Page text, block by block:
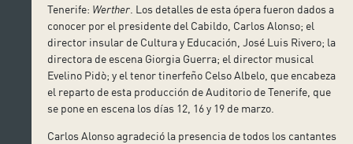
Tenerife: Werther . Los detalles de esta ópera fueron dados a
conocer por el presidente del Cabildo, Carlos Alonso; el
director insular de Cultura y Educación, José Luis Rivero; la
directora de escena Giorgia Guerra; el director musical
Evelino Pidò; y el tenor tinerfeño Celso Albelo, que encabeza
el reparto de esta producción de Auditorio de Tenerife, que
se pone en escena los días 12, 16 y 19 de marzo.
Carlos Alonso agradeció la presencia de todos los cantantes